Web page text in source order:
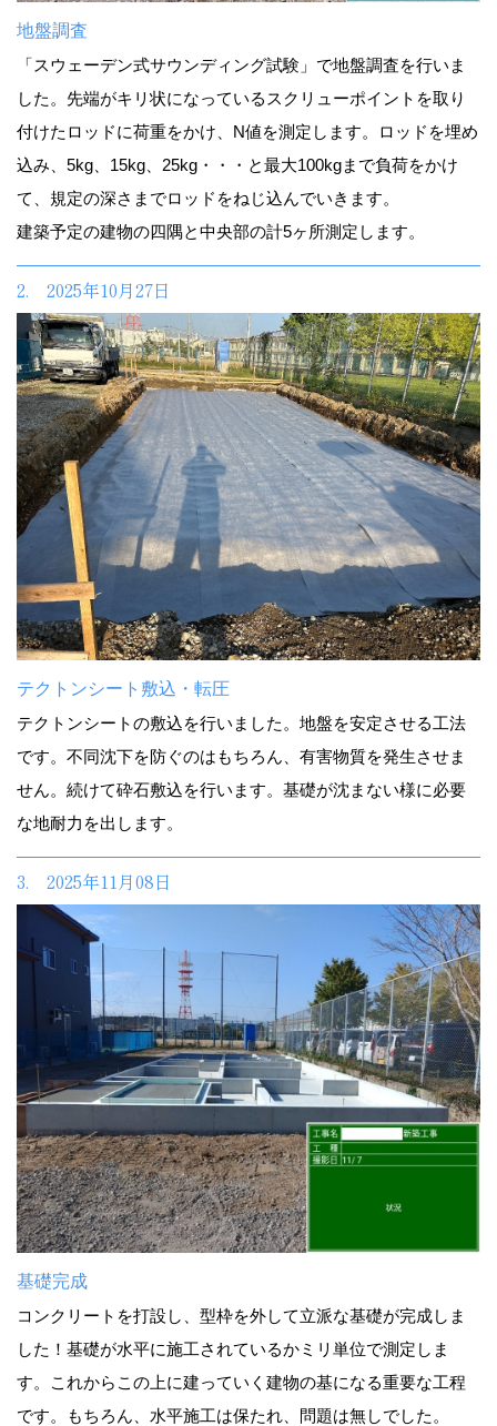
地盤調査
「スウェーデン式サウンディング試験」で地盤調査を行いま
した。先端がキリ状になっているスクリューポイントを取り
付けたロッドに荷重をかけ、N値を測定します。ロッドを埋め
込み、5kg、15kg、25kg・・・と最大100kgまで負荷をかけ
て、規定の深さまでロッドをねじ込んでいきます。
建築予定の建物の四隅と中央部の計5ヶ所測定します。
2. 2025年10月27日
テクトンシート敷込・転圧
テクトンシートの敷込を行いました。地盤を安定させる工法
です。不同沈下を防ぐのはもちろん、有害物質を発生させま
せん。続けて砕石敷込を行います。基礎が沈まない様に必要
な地耐力を出します。
3. 2025年11月08日
基礎完成
コンクリートを打設し、型枠を外して立派な基礎が完成しま
した！基礎が水平に施工されているかミリ単位で測定しま
す。これからこの上に建っていく建物の基になる重要な工程
です。もちろん、水平施工は保たれ、問題は無しでした。